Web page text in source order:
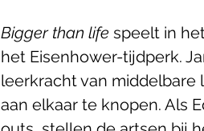
Bigger than life speelt in
het Eisenhower-tijdperk.
leerkracht van
aan elkaar te knopen. Als